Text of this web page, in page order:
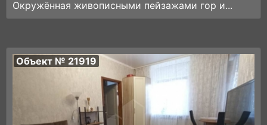
Окружённая живописными пейзажами гор и...
Объект № 21919